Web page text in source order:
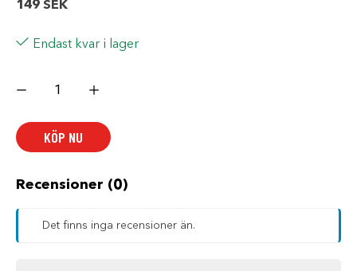
149 SEK
Endast kvar i lager
Filter
KÖP NU
Recensioner (0)
Det finns inga recensioner än.